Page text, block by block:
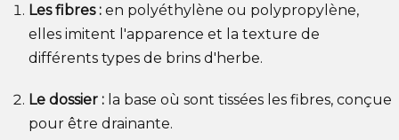
Les fibres : en polyéthylène ou polypropylène,
elles imitent l'apparence et la texture de
différents types de brins d'herbe.
Le dossier : la base où sont tissées les fibres, conçue
pour être drainante.